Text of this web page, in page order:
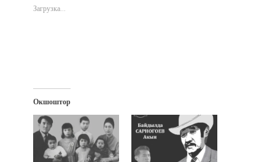
окне)
Загрузка...
Окшоштор